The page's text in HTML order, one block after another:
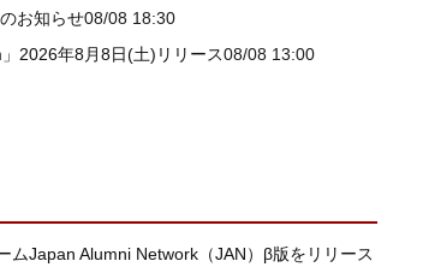
お知らせ08/08 18:30
2026年8月8日(土)リリース08/08 13:00
Japan Alumni Network（JAN）β版をリリース